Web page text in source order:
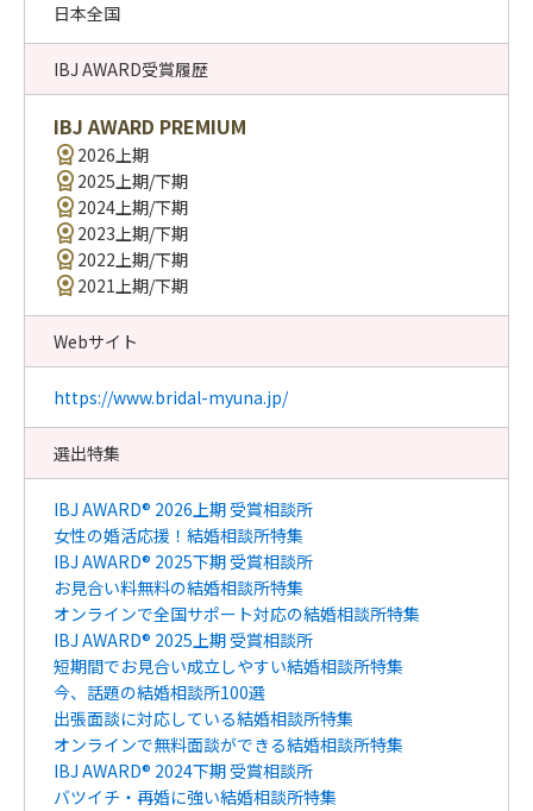
日本全国
IBJ AWARD受賞履歴
IBJ AWARD PREMIUM
2026上期
2025上期/下期
2024上期/下期
2023上期/下期
2022上期/下期
2021上期/下期
Webサイト
https://www.bridal-myuna.jp/
選出特集
IBJ AWARD® 2026上期 受賞相談所
女性の婚活応援！結婚相談所特集
IBJ AWARD® 2025下期 受賞相談所
お見合い料無料の結婚相談所特集
オンラインで全国サポート対応の結婚相談所特集
IBJ AWARD® 2025上期 受賞相談所
短期間でお見合い成立しやすい結婚相談所特集
今、話題の結婚相談所100選
出張面談に対応している結婚相談所特集
オンラインで無料面談ができる結婚相談所特集
IBJ AWARD® 2024下期 受賞相談所
バツイチ・再婚に強い結婚相談所特集